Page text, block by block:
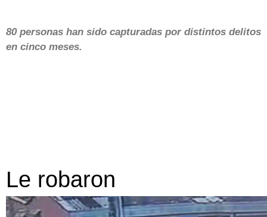
80 personas han sido capturadas por distintos delitos
en cinco meses.
Le robaron